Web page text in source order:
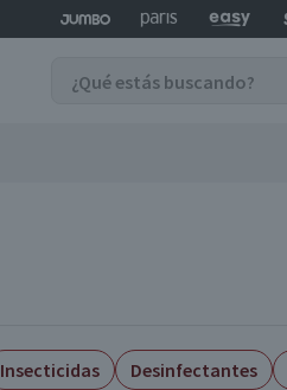
Insecticidas Desinfectantes